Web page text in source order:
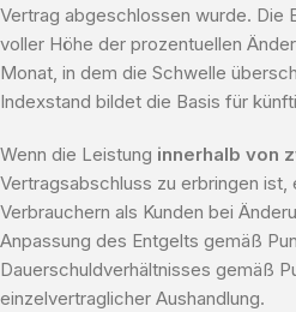
Vertrag abgeschlossen wurde. Die
voller Höhe der prozentuellen
Monat, in dem die Schwelle
Indexstand bildet die Basis für
Wenn die Leistung innerhalb von
Vertragsabschluss zu erbringen
Verbrauchern als Kunden bei
Anpassung des Entgelts gemäß
Dauerschuldverhältnisses gemäß
einzelvertraglicher Aushandlung.